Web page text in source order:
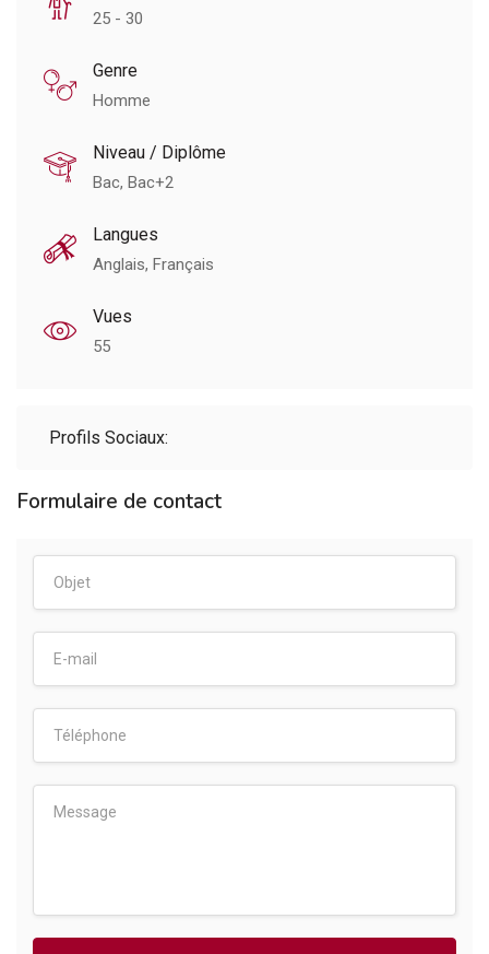
25 - 30
Genre
Homme
Niveau / Diplôme
Bac, Bac+2
Langues
Anglais, Français
Vues
55
Profils Sociaux:
Formulaire de contact